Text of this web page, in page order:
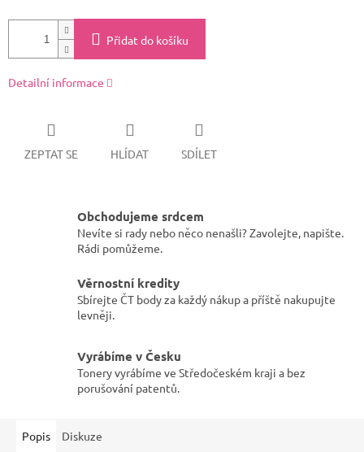
Přidat do košíku
Detailní informace
ZEPTAT SE HLÍDAT SDÍLET
Obchodujeme srdcem
Nevíte si rady nebo něco nenašli? Zavolejte, napište.
Rádi pomůžeme.
Věrnostní kredity
Sbírejte ČT body za každý nákup a příště nakupujte
levněji.
Vyrábíme v Česku
Tonery vyrábíme ve Středočeském kraji a bez
porušování patentů.
Popis Diskuze